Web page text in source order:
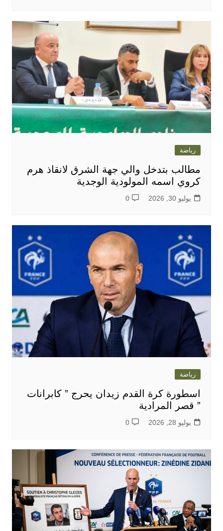
رياضة
مطالب بتدخل والي جهة الشرق لانقاذ هرم
كروي اسمه المولودية الوجدية
يوليو 30, 2026 0
رياضة
اسطورة كرة القدم زيدان يحرج ” كابرانات
” قصر المرادية
يوليو 28, 2026 0